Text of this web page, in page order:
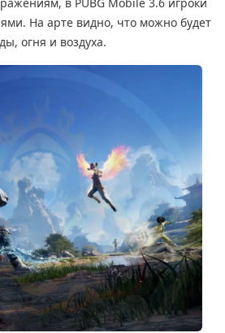
На арте видно, что можно будет
огня и воздуха.